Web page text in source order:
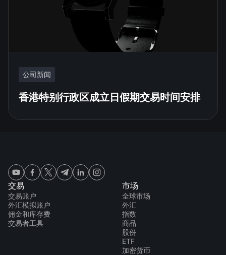
公司新闻
香港特别行政区成立日假期交易时间安排
交易
交易账户
外汇模拟账户
佣金和库存费
交易者工具
市场
全球市场
外汇
指数
商品
股份
ETF
加密货币